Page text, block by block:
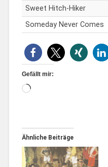
Sweet Hitch-Hiker
Someday Never Comes
Gefällt mir:
Ähnliche Beiträge